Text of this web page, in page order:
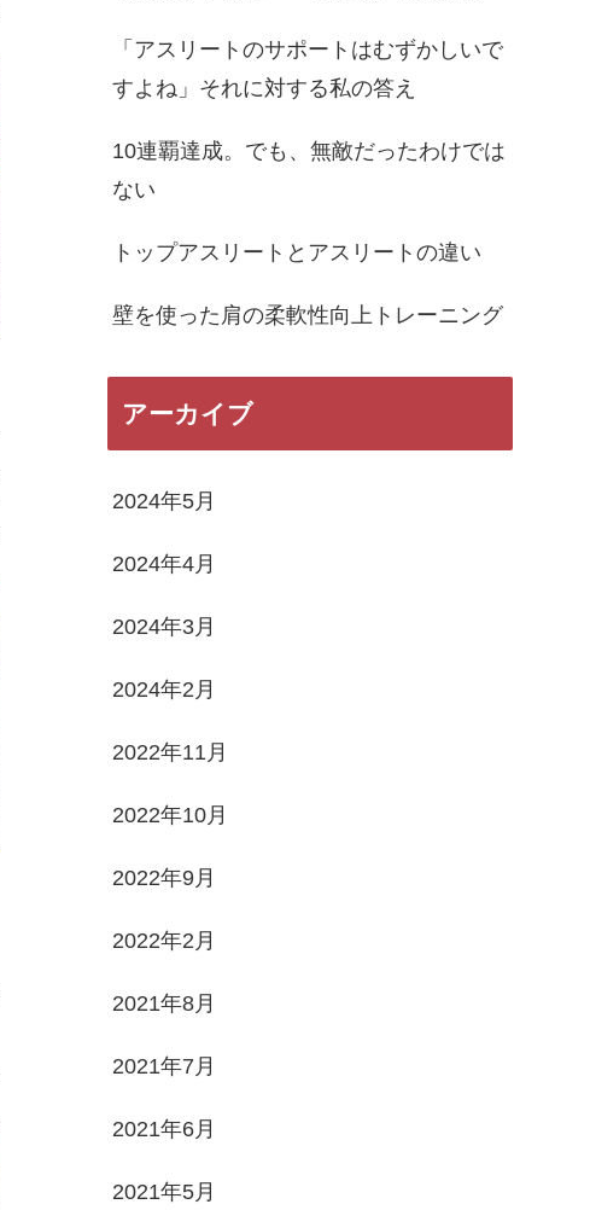
「アスリートのサポートはむずかしいで
すよね」それに対する私の答え
10連覇達成。でも、無敵だったわけでは
ない
トップアスリートとアスリートの違い
壁を使った肩の柔軟性向上トレーニング
アーカイブ
2024年5月
2024年4月
2024年3月
2024年2月
2022年11月
2022年10月
2022年9月
2022年2月
2021年8月
2021年7月
2021年6月
2021年5月